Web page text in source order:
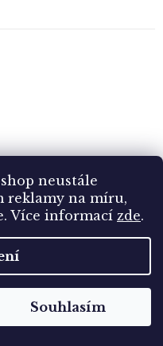
neustále
reklamy na míru,
Více informací zde.
Souhlasím